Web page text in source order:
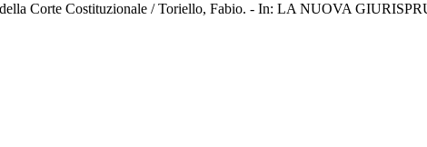
della Corte Costituzionale / Toriello, Fabio. - In: LA NUOVA